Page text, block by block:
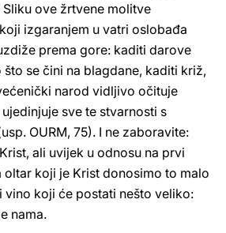
ove žrtvene molitve
izgaranjem u vatri oslobađa
prema gore: kaditi darove
se čini na blagdane, kaditi križ,
narod vidljivo očituje
sve te stvarnosti s
OURM, 75). I ne zaboravite:
ali uvijek u odnosu na prvi
koji je Krist donosimo to malo
vino koji će postati nešto veliko:
nama.